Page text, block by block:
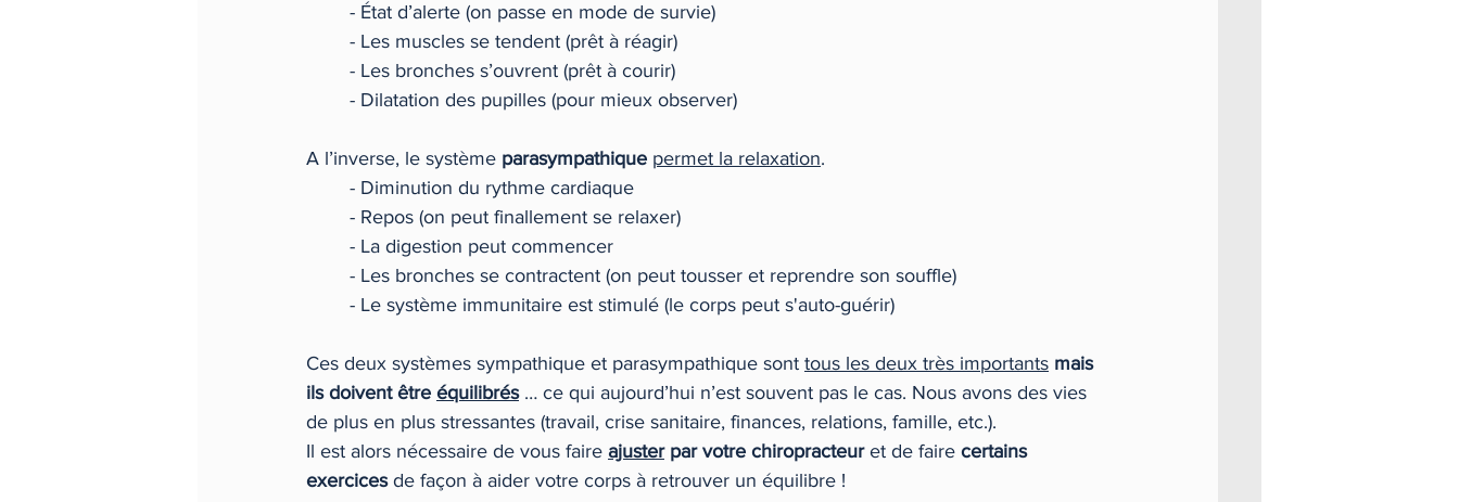
	- État d’alerte (on passe en mode de survie)
	- Les muscles se tendent (prêt à réagir)
	- Les bronches s’ouvrent (prêt à courir)
	- Dilatation des pupilles (pour mieux observer)
A l’inverse, le système parasympathique permet la relaxation.
	- Diminution du rythme cardiaque
	- Repos (on peut finallement se relaxer)
	- La digestion peut commencer
	- Les bronches se contractent (on peut tousser et reprendre son souffle)
	- Le système immunitaire est stimulé (le corps peut s'auto-guérir)
Ces deux systèmes sympathique et parasympathique sont tous les deux très importants mais
ils doivent être équilibrés … ce qui aujourd’hui n’est souvent pas le cas. Nous avons des vies
de plus en plus stressantes (travail, crise sanitaire, finances, relations, famille, etc.).
Il est alors nécessaire de vous faire ajuster par votre chiropracteur et de faire certains
exercices de façon à aider votre corps à retrouver un équilibre !